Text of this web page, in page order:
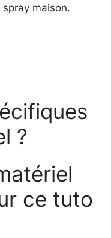
maison.
?
ce tuto